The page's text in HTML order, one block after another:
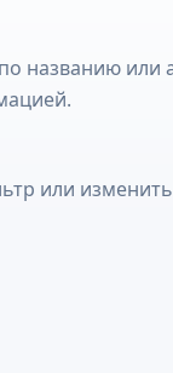
названию или
или